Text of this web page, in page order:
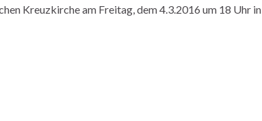
Kreuzkirche am Freitag, dem 4.3.2016 um 18 Uhr